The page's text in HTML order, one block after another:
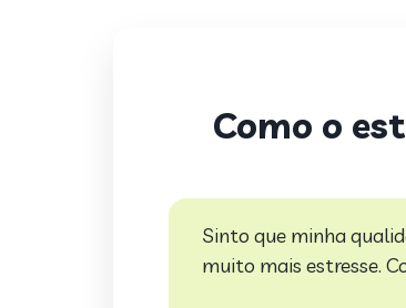
Como o
Sinto que minha
muito mais estresse.